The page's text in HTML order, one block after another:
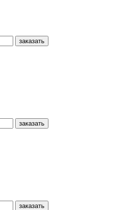
заказать
заказать
заказать